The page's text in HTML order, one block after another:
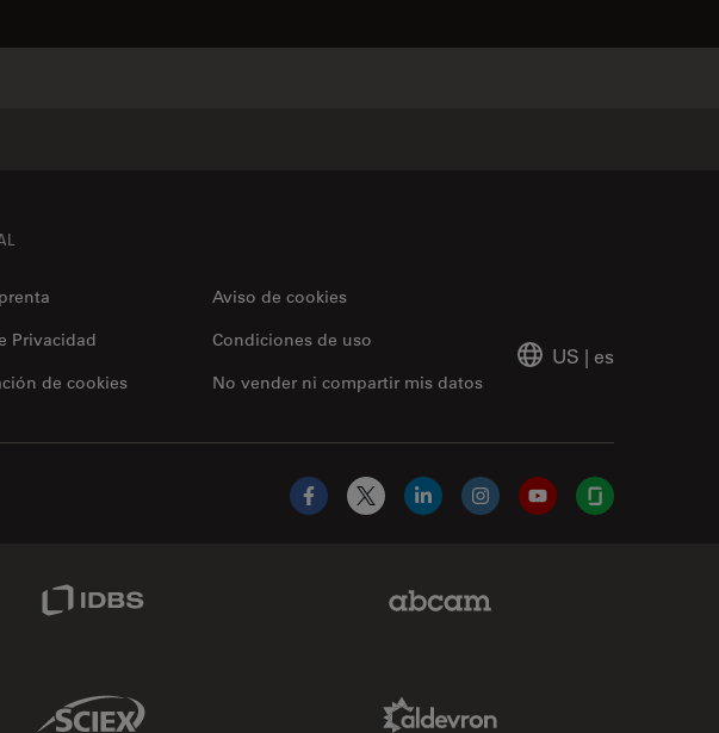
Aviso de cookies
Privacidad
No vender ni compartir mis datos
Condiciones de uso
de cookies
US | es
Facebook
X LinkedInInstagramYouTubeGlassdoor
Sciex Link